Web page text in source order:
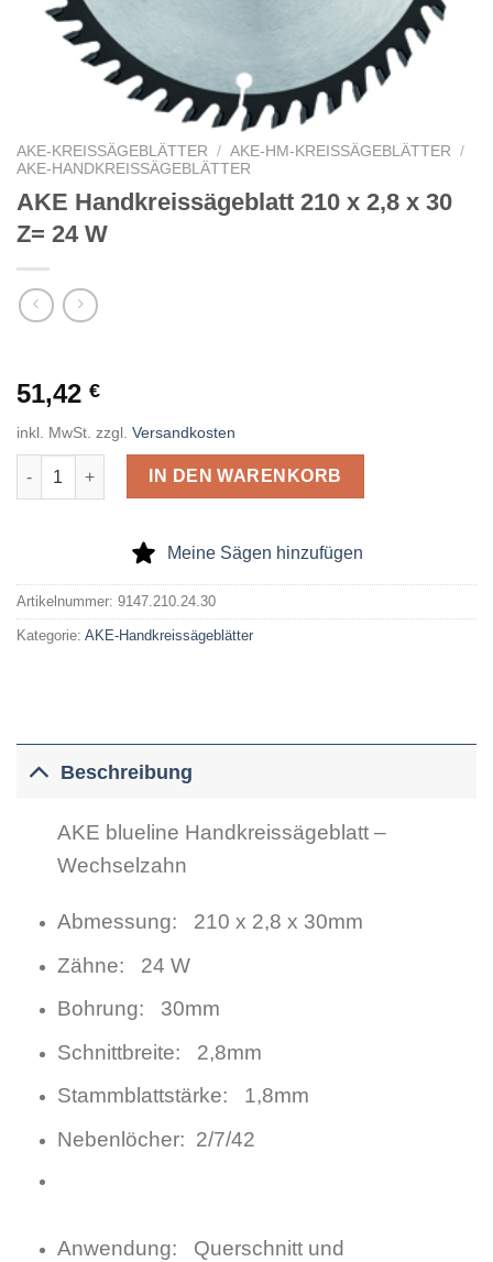
AKE-KREISSÄGEBLÄTTER / AKE-HM-KREISSÄGEBLÄTTER
/
AKE-HANDKREISSÄGEBLÄTTER
AKE Handkreissägeblatt 210 x 2,8 x 30
Z= 24 W
51,42 €
inkl. MwSt. zzgl. Versandkosten
AKE Handkreissägeblatt 210 x 2,8 x 30 Z= 24 W Menge
IN DEN WARENKORB
Meine Sägen hinzufügen
Artikelnummer: 9147.210.24.30
Kategorie: AKE-Handkreissägeblätter
Beschreibung
AKE blueline Handkreissägeblatt –
Wechselzahn
Abmessung: 210 x 2,8 x 30mm
Zähne: 24 W
Bohrung: 30mm
Schnittbreite: 2,8mm
Stammblattstärke: 1,8mm
Nebenlöcher: 2/7/42
Anwendung: Querschnitt und